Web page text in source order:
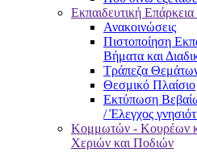
Εκπαιδευτική
Ανακοινώσεις
Πιστοποίηση
Βήματα και
Τράπεζα
Θεσμικό Πλαίσιο
Εκτύπωση
/ Έλεγχος
Κομμωτών - Κουρέων
Χεριών και Ποδιών